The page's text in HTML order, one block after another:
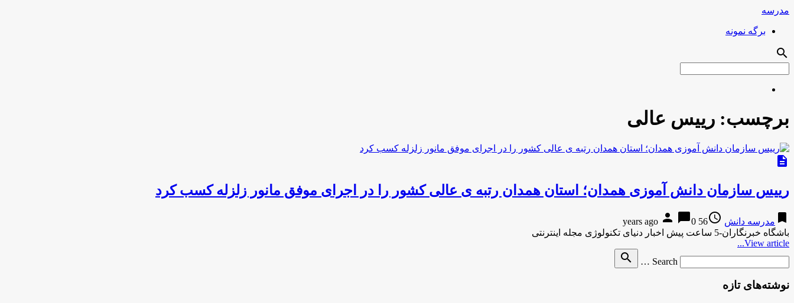
مدرسه
برگه نمونه
search
برچسب: رییس عالی
description
رییس سازمان دانش آموزی همدان؛ استان همدان رتبه ی عالی کشور را در اجرای موفق مانور زلزله کسب کرد
bookmark مدرسه دانش access_time
56 years ago
person chat_bubble0
باشگاه خبرنگاران-5 ساعت پیش اخبار دنیای تکنولوژی مجله اینترنتی
View article...
Search …
search
نوشته‌های تازه